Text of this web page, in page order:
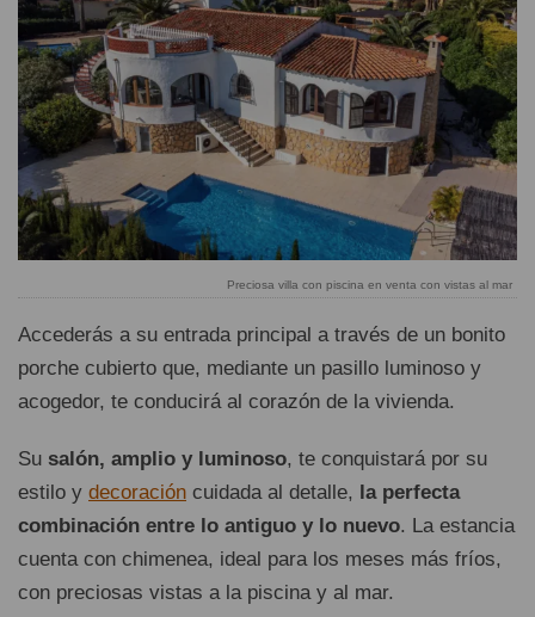
Preciosa villa con piscina en venta con vistas al mar
Accederás a su entrada principal a través de un bonito
porche cubierto que, mediante un pasillo luminoso y
acogedor, te conducirá al corazón de la vivienda.
Su salón, amplio y luminoso, te conquistará por su
estilo y decoración cuidada al detalle, la perfecta
combinación entre lo antiguo y lo nuevo. La estancia
cuenta con chimenea, ideal para los meses más fríos,
con preciosas vistas a la piscina y al mar.